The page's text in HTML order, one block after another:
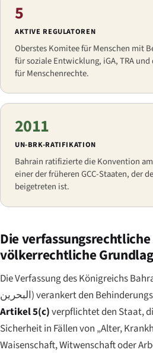
5
AKTIVE REGULATOREN
Oberstes Komitee für Menschen mit
für soziale Entwicklung, iGA, TRA
für Menschenrechte.
2011
UN-BRK-RATIFIKATION
Bahrain ratifizierte die Konvention
einer der früheren GCC-Staaten, der
beigetreten ist.
Die
völkerrechtliche
Die Verfassung des Königreichs
البحرين) verankert den
Artikel 5(c)verpflichtet den Staat,
Sicherheit in Fällen von „Alter,
Waisenschaft, Witwenschaft oder